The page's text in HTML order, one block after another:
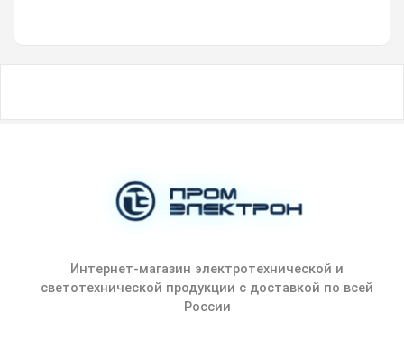
Интернет-магазин электротехнической и
светотехнической продукции с доставкой по всей
России